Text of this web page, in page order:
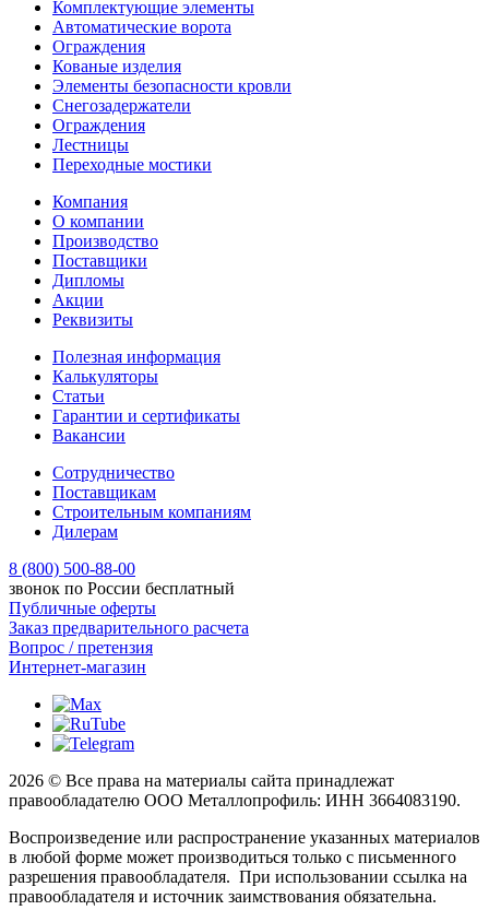
Комплектующие элементы
Автоматические ворота
Ограждения
Кованые изделия
Элементы безопасности кровли
Снегозадержатели
Ограждения
Лестницы
Переходные мостики
Компания
О компании
Производство
Поставщики
Дипломы
Акции
Реквизиты
Полезная информация
Калькуляторы
Статьи
Гарантии и сертификаты
Вакансии
Сотрудничество
Поставщикам
Строительным компаниям
Дилерам
8 (800) 500-88-00
звонок по России бесплатный
Публичные оферты
Заказ предварительного расчета
Вопрос / претензия
Интернет-магазин
2026 © Все права на материалы сайта принадлежат
правообладателю ООО Металлопрофиль: ИНН 3664083190.
Воспроизведение или распространение указанных материалов
в любой форме может производиться только с письменного
разрешения правообладателя. При использовании ссылка на
правообладателя и источник заимствования обязательна.